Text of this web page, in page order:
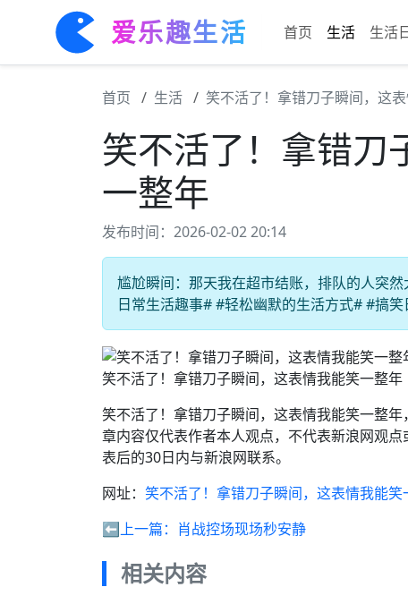
爱乐趣生活 首页 生活 生活
首页 生活 笑不活了！拿错刀子瞬间，这
笑不活了！拿错刀
一整年
发布时间：2026-02-02 20:14
尴尬瞬间：那天我在超市结账，排队的人突
日常生活趣事# #轻松幽默的生活方式# #搞
笑不活了！拿错刀子瞬间，这表情我能笑一整年
笑不活了！拿错刀子瞬间，这表情我能笑一整
章内容仅代表作者本人观点，不代表新浪网观
表后的30日内与新浪网联系。
网址： 笑不活了！拿错刀子瞬间，这表情我能笑
⬅️上一篇： 肖战控场现场秒安静
相关内容